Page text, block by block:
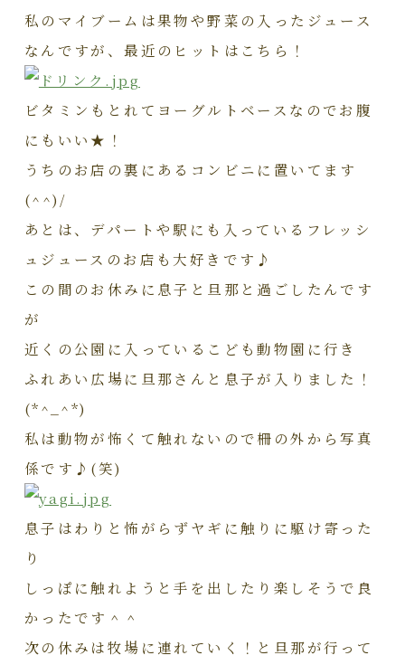
私のマイブームは果物や野菜の入ったジュース
なんですが、最近のヒットはこちら！
ビタミンもとれてヨーグルトベースなのでお腹
にもいい★！
うちのお店の裏にあるコンビニに置いてます
(^^)/
あとは、デパートや駅にも入っているフレッシ
ュジュースのお店も大好きです♪
この間のお休みに息子と旦那と過ごしたんです
が
近くの公園に入っているこども動物園に行き
ふれあい広場に旦那さんと息子が入りました！
(*^_^*)
私は動物が怖くて触れないので柵の外から写真
係です♪(笑)
息子はわりと怖がらずヤギに触りに駆け寄った
り
しっぽに触れようと手を出したり楽しそうで良
かったです＾＾
次の休みは牧場に連れていく！と旦那が行って